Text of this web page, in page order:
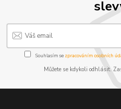
Souhlasím se zpracováním osobních
Můžete se kdykoli odhlásit.